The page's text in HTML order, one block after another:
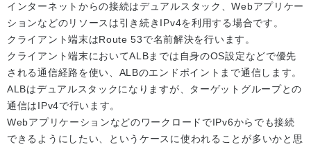
インターネットからの接続はデュアルスタック、Webアプリケー
ションなどのリソースは引き続きIPv4を利用する場合です。
クライアント端末はRoute 53で名前解決を行います。
クライアント端末においてALBまでは自身のOS設定などで優先
される通信経路を使い、ALBのエンドポイントまで通信します。
ALBはデュアルスタックになりますが、ターゲットグループとの
通信はIPv4で行います。
WebアプリケーションなどのワークロードでIPv6からでも接続
できるようにしたい、というケースに使われることが多いかと思